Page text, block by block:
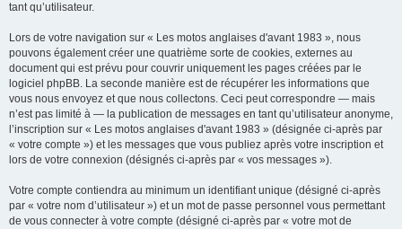
tant qu’utilisateur.
Lors de votre navigation sur « Les motos anglaises d'avant 1983 », nous
pouvons également créer une quatrième sorte de cookies, externes au
document qui est prévu pour couvrir uniquement les pages créées par le
logiciel phpBB. La seconde manière est de récupérer les informations que
vous nous envoyez et que nous collectons. Ceci peut correspondre — mais
n’est pas limité à — la publication de messages en tant qu’utilisateur anonyme,
l’inscription sur « Les motos anglaises d'avant 1983 » (désignée ci-après par
« votre compte ») et les messages que vous publiez après votre inscription et
lors de votre connexion (désignés ci-après par « vos messages »).
Votre compte contiendra au minimum un identifiant unique (désigné ci-après
par « votre nom d’utilisateur ») et un mot de passe personnel vous permettant
de vous connecter à votre compte (désigné ci-après par « votre mot de